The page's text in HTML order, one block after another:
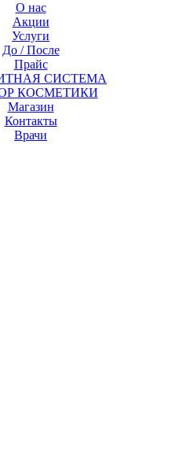
О нас
Акции
Услуги
До / После
Прайс
СИСТЕМА
КОСМЕТИКИ
Магазин
Контакты
Врачи